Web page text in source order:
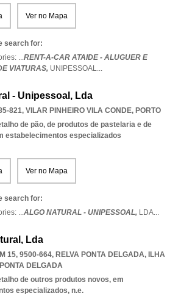
Ver no Mapa
search for:
...RENT-A-CAR ATAIDE - ALUGUER E
VIATURAS, UNIPESSOAL...
- Unipessoal, Lda
821, VILAR PINHEIRO VILA CONDE, PORTO
de pão, de produtos de pastelaria e de
estabelecimentos especializados
Ver no Mapa
search for:
...ALGO NATURAL - UNIPESSOAL, LDA...
Lda
15, 9500-664, RELVA PONTA DELGADA, ILHA
DELGADA
de outros produtos novos, em
especializados, n.e.